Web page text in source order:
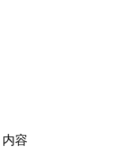
内容